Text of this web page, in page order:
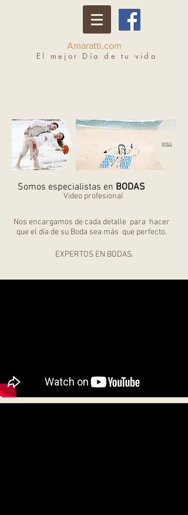
Amaratti.com
El mejor Día de tu vida
Somos especialistas en BODAS
Video profesional
Nos encargamos de cada detalle para hacer
que el día de su Boda sea más que perfecto.
EXPERTOS EN BODAS.